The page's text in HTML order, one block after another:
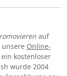
auf
unsere Online-
kostenloser
wurde 2004